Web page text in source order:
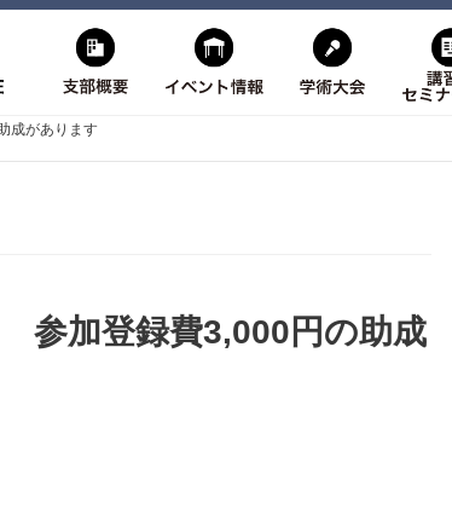
成があります
加登録費3,000円の助成